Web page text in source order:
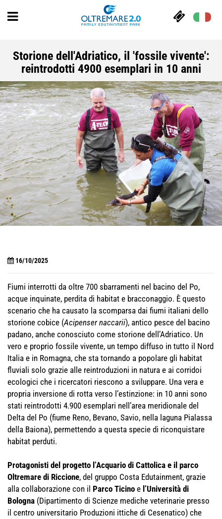
Storione dell'Adriatico, il 'fossile vivente':
reintrodotti 4900 esemplari in 10 anni
16/10/2025
Fiumi interrotti da oltre 700 sbarramenti nel bacino del Po,
acque inquinate, perdita di habitat e bracconaggio. È questo
scenario che ha causato la scomparsa dai fiumi italiani dello
storione cobice (Acipenser naccarii), antico pesce del bacino
padano, anche conosciuto come storione dell’Adriatico. Un
vero e proprio fossile vivente, un tempo diffuso in tutto il Nord
Italia e in Romagna, che sta tornando a popolare gli habitat
fluviali solo grazie alle reintroduzioni in natura e ai corridoi
ecologici che i ricercatori riescono a sviluppare. Una vera e
propria inversione di rotta verso l’estinzione: in 10 anni sono
stati reintrodotti 4.900 esemplari nell’area meridionale del
Delta del Po (fiume Reno, Bevano, Savio, nella laguna Pialassa
della Baiona), permettendo a questa specie di riconquistare
habitat perduti.
Protagonisti del progetto l’Acquario di Cattolica e il parco
Oltremare di Riccione, del gruppo Costa Edutainment, grazie
alla collaborazione con il Parco Ticino e l’Università di
Bologna (Dipartimento di Scienze mediche veterinarie presso
il centro universitario Produzioni ittiche di Cesenatico) che